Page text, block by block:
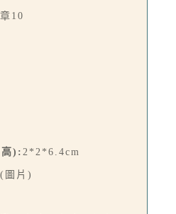
10
): 2*2*6.4cm
圖片)